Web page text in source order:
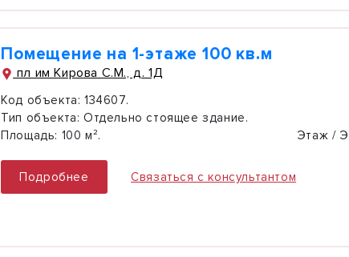
Помещение на 1-этаже 100 кв.м
пл им Кирова С.М., д. 1Д
Код объекта: 134607.
Тип объекта: Отдельно стоящее здание.
Площадь: 100 м². Этаж /
Подробнее Связаться с консультантом